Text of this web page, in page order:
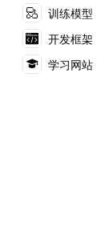
训练模型
开发框架
学习网站